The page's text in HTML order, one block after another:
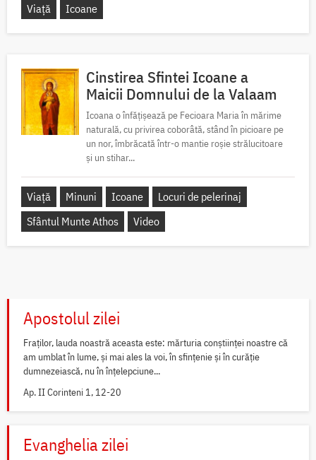
Viață Icoane
Cinstirea Sfintei Icoane a
Maicii Domnului de la Valaam
Icoana o înfățișează pe Fecioara Maria în mărime
naturală, cu privirea coborâtă, stând în picioare pe
un nor, îmbrăcată într-o mantie roșie strălucitoare
și un stihar...
Viață Minuni Icoane
Locuri de pelerinaj
Sfântul Munte Athos
Video
Apostolul zilei
Fraților, lauda noastră aceasta este: mărturia conștiinței noastre că
am umblat în lume, și mai ales la voi, în sfințenie și în curăție
dumnezeiască, nu în înțelepciune...
Ap. II Corinteni 1, 12-20
Evanghelia zilei